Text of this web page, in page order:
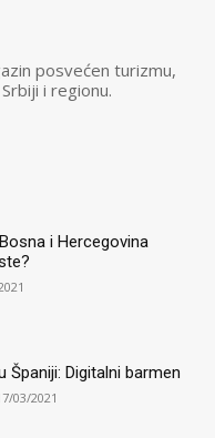
posvećen turizmu,
i regionu.
i Hercegovina
Španiji: Digitalni barmen
03/2021